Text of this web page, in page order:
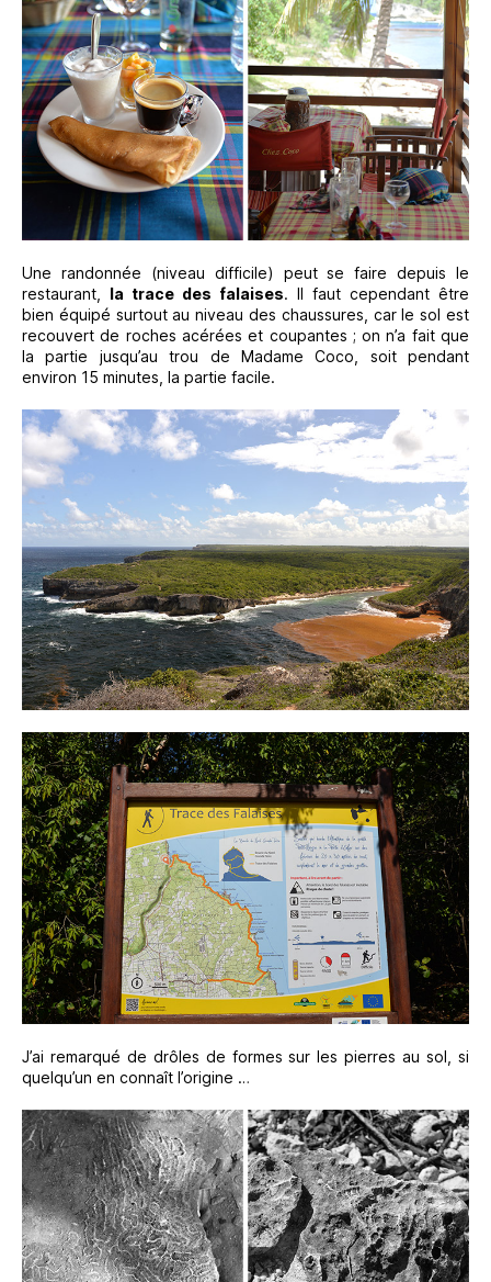
Une randonnée (niveau difficile) peut se faire depuis le
restaurant, la trace des falaises. Il faut cependant être
bien équipé surtout au niveau des chaussures, car le sol est
recouvert de roches acérées et coupantes ; on n’a fait que
la partie jusqu’au trou de Madame Coco, soit pendant
environ 15 minutes, la partie facile.
J’ai remarqué de drôles de formes sur les pierres au sol, si
quelqu’un en connaît l’origine …